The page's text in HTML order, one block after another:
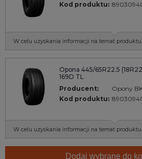
Kod produktu:
W celu uzyskania informacji na temat
Opona 445/65R22.5
169D TL
Producent:
Opony
Kod produktu:
W celu uzyskania informacji na temat
Dodaj wybrane do